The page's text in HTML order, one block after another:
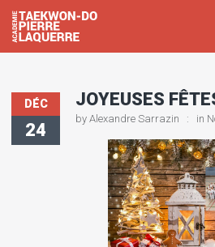
DÉC
24
JOYEUSES
by Alexandre Sarrazin in